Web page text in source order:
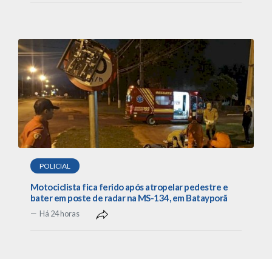
POLICIAL
Motociclista fica ferido após atropelar pedestre e
bater em poste de radar na MS-134, em Batayporã
Há 24 horas